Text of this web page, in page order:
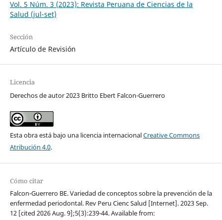
Vol. 5 Núm. 3 (2023): Revista Peruana de Ciencias de la
Salud (jul-set)
Sección
Artículo de Revisión
Licencia
Derechos de autor 2023 Britto Ebert Falcon-Guerrero
Esta obra está bajo una licencia internacionalCreative Commons
Atribución 4.0.
Cómo citar
Falcon-Guerrero BE. Variedad de conceptos sobre la prevención de la
enfermedad periodontal. Rev Peru Cienc Salud [Internet]. 2023 Sep.
12 [cited 2026 Aug. 9];5(3):239-44. Available from: